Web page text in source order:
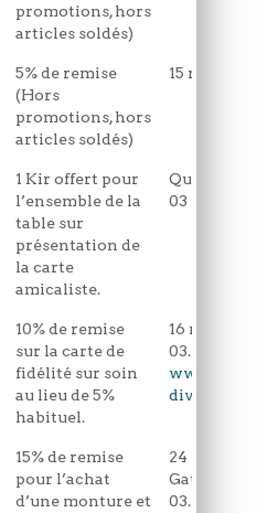
promotions, hors
articles soldés)
5% de remise
(Hors
promotions, hors
articles soldés)
15 rue de
1 Kir offert pour
l’ensemble de la
table sur
présentation de
la carte
amicaliste.
Quai de la
03 21 09 42 92
10% de remise
sur la carte de
fidélité sur soin
au lieu de 5%
habituel.
16 rue de
03.21.09.77.71
www.institut-
divine.fr/
15% de remise
pour l’achat
d’une monture et
24 place du
Gaulle
03.21.09.05.09